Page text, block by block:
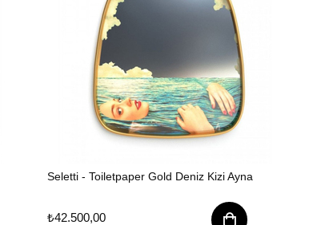
Seletti - Toiletpaper Gold Deniz Kizi Ayna
₺42.500,00